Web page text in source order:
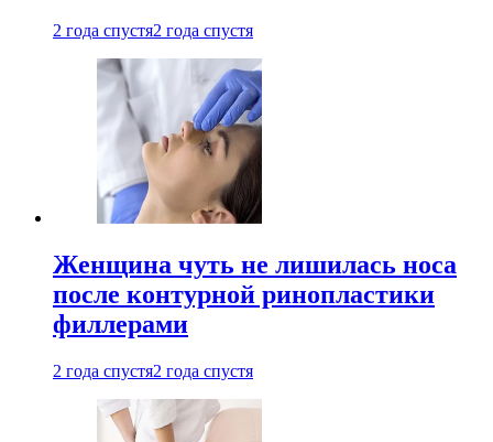
2 года спустя2 года спустя
Женщина чуть не лишилась носа
после контурной ринопластики
филлерами
2 года спустя2 года спустя